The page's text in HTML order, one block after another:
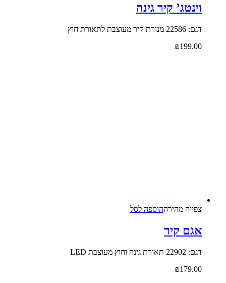
וינטג’ קיר גינה
דגם: 22586 מנורת קיר מעוצבת לתאורת חוץ
₪199.00
צפייה‬ ‫מהירה‬הוספה לסל
אגם קיר
דגם: 22902 תאורת גינה וחוץ מעוצבת LED
₪179.00